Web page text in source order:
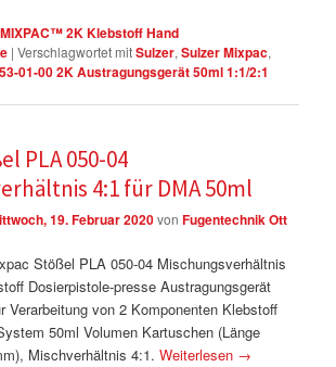
MIXPAC™ 2K Klebstoff Hand
|Verschlagwortet mitSulzer,Sulzer Mixpac,
01-00 2K Austragungsgerät 50ml 1:1/2:1
PLA 050-04
4:1 für DMA 50ml
19. Februar 2020vonFugentechnik Ott
Stößel PLA 050-04 Mischungsverhältnis
Dosierpistole-presse Austragungsgerät
Verarbeitung von 2 Komponenten Klebstoff
50ml Volumen Kartuschen (Länge
Mischverhältnis 4:1.Weiterlesen →